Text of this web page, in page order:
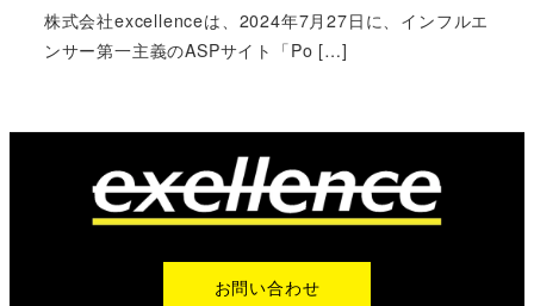
株式会社excellenceは、2024年7月27日に、インフルエ
ンサー第一主義のASPサイト「Po […]
お問い合わせ